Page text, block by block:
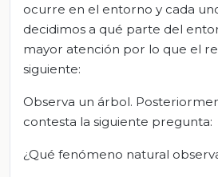
ocurre en el entorno y cada
decidimos a qué parte del
mayor atención por lo que el
siguiente:
Observa un árbol.
contesta la siguiente pregunta:
¿Qué fenómeno natural